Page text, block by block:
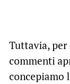
Tuttavia,
commenti
concepiamo